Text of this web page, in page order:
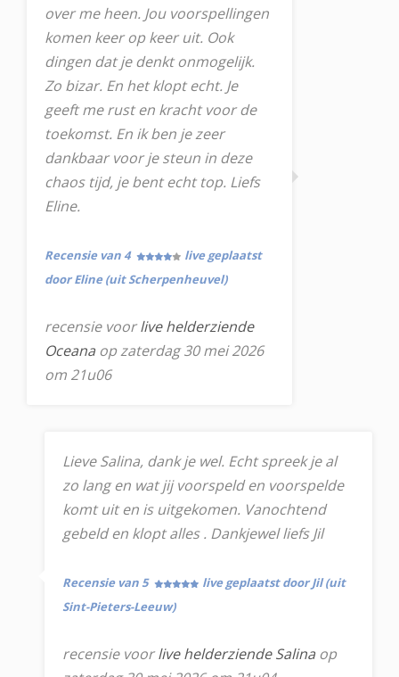
over me heen. Jou voorspellingen
komen keer op keer uit. Ook
dingen dat je denkt onmogelijk.
Zo bizar. En het klopt echt. Je
geeft me rust en kracht voor de
toekomst. En ik ben je zeer
dankbaar voor je steun in deze
chaos tijd, je bent echt top. Liefs
Eline.
Recensie van 4
live geplaatst
door Eline (uit Scherpenheuvel)
recensie voorlive helderziende
Oceana op zaterdag 30 mei 2026
om 21u06
Lieve Salina, dank je wel. Echt spreek je al
zo lang en wat jij voorspeld en voorspelde
komt uit en is uitgekomen. Vanochtend
gebeld en klopt alles . Dankjewel liefs Jil
Recensie van 5
live geplaatst door Jil (uit
Sint-Pieters-Leeuw)
recensie voorlive helderziende Salina op